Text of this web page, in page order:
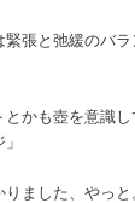
張と弛緩のバラ
かも壺を意識し
ました、やっと